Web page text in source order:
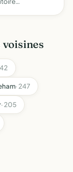
voisines
· 247
· 205